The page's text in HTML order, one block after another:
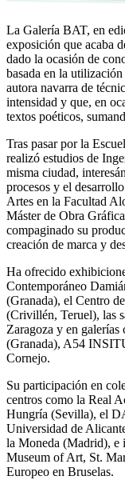
La Galería BAT, en
exposición que acaba
dado la ocasión de
basada en la
autora navarra de
intensidad y que, en
textos poéticos,
Tras pasar por la
realizó estudios de
misma ciudad,
procesos y el
Artes en la Facultad
Máster de Obra
compaginado su
creación de marca y
Ha ofrecido
Contemporáneo
(Granada), el Centro
(Crivillén, Teruel), las
Zaragoza y en
(Granada), A54
Cornejo.
Su participación en
centros como la Real
Hungría (Sevilla), el
Universidad de
la Moneda (Madrid), e
Museum of Art, St.
Europeo en Bruselas.